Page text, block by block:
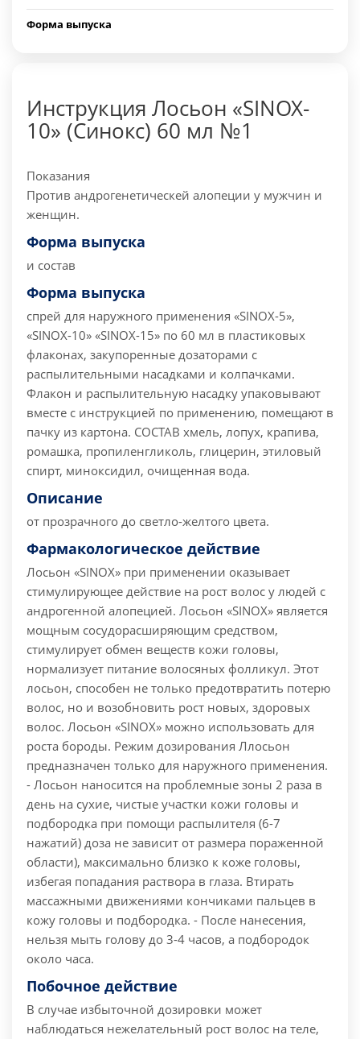
Форма выпуска
Инструкция Лосьон «SINOX-
10» (Синокс) 60 мл №1
Показания
Против андрогенетическей алопеции у мужчин и
женщин.
Форма выпуска
и состав
Форма выпуска
спрей для наружного применения «SINОХ-5»,
«SINОХ-10» «SINОХ-15» по 60 мл в пластиковых
флаконах, закупоренные дозаторами с
распылительными насадками и колпачками.
Флакон и распылительную насадку упаковывают
вместе с инструкцией по применению, помещают в
пачку из картона. СОСТАВ хмель, лопух, крапива,
ромашка, пропиленгликоль, глицерин, этиловый
спирт, миноксидил, очищенная вода.
Описание
от прозрачного до светло-желтого цвета.
Фармакологическое действие
Лосьон «SINОХ» при применении оказывает
стимулирующее действие на рост волос у людей с
андрогенной алопецией. Лосьон «SINОХ» является
мощным сосудорасширяющим средством,
стимулирует обмен веществ кожи головы,
нормализует питание волосяных фолликул. Этот
лосьон, способен не только предотвратить потерю
волос, но и возобновить рост новых, здоровых
волос. Лосьон «SINОХ» можно использовать для
роста бороды. Режим дозирования Ллосьон
предназначен только для наружного применения.
- Лосьон наносится на проблемные зоны 2 раза в
день на сухие, чистые участки кожи головы и
подбородка при помощи распылителя (6-7
нажатий) доза не зависит от размера пораженной
области), максимально близко к коже головы,
избегая попадания раствора в глаза. Втирать
массажными движениями кончиками пальцев в
кожу головы и подбородка. - После нанесения,
нельзя мыть голову до 3-4 часов, а подбородок
около часа.
Побочное действие
В случае избыточной дозировки может
наблюдаться нежелательный рост волос на теле,